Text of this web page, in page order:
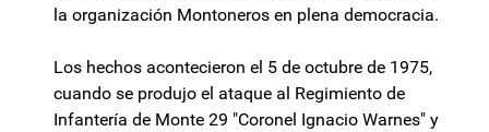
la organización Montoneros en plena democracia.
Los hechos acontecieron el 5 de octubre de 1975,
cuando se produjo el ataque al Regimiento de
Infantería de Monte 29 "Coronel Ignacio Warnes" y